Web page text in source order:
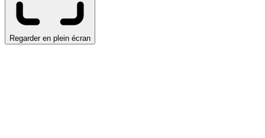
Regarder en plein écran